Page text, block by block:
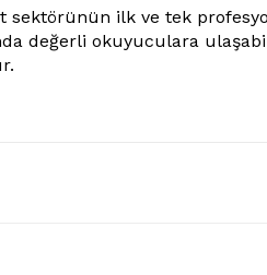
sektörünün ilk ve tek
değerli okuyuculara